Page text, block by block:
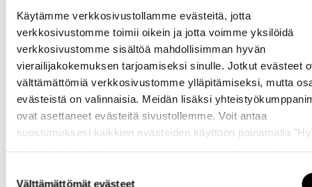
Käytämme verkkosivustollamme evästeitä, jotta
verkkosivustomme toimii oikein ja jotta voimme yksilöidä
verkkosivustomme sisältöä mahdollisimman hyvän
vierailijakokemuksen tarjoamiseksi sinulle. Jotkut evästeet
välttämättömiä verkkosivustomme ylläpitämiseksi, mutta
evästeistä on valinnaisia. Meidän lisäksi
ovat asettaneet evästeitä sivustollemme. Voit antaa
suostumuksesi kaikkien evästeiden käyttöön painamalla
Välttämättömät evästeet
Katso saatavuus
myymälässä